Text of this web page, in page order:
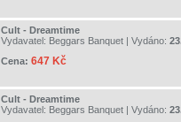
Cult - Dreamtime
Vydavatel: Beggars Banquet | Vydáno:
Cena: 647 Kč
Cult - Dreamtime
Vydavatel: Beggars Banquet | Vydáno: